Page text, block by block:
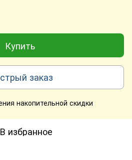
Купить
заказ
накопительной скидки
В избранное